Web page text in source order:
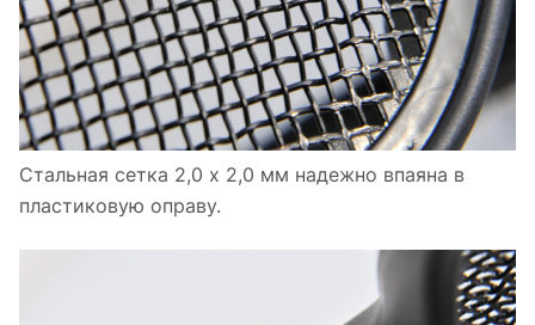
Стальная сетка 2,0 х 2,0 мм надежно впаяна в
пластиковую оправу.